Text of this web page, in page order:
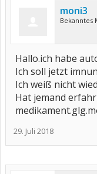
moni3
Bekanntes
Hallo.ich habe
Ich soll jetzt
Ich weiß nicht
Hat jemand
29. Juli 2018